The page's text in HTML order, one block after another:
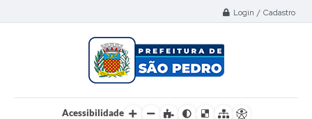
Login / Cadastro
Acessibilidade